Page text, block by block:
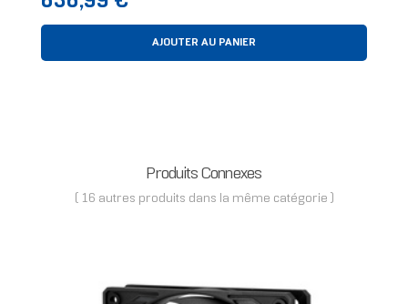
AJOUTER AU PANIER
Produits Connexes
( 16 autres produits dans la même catégorie )